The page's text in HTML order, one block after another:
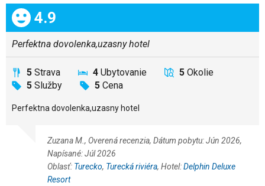
Celkom:
4.9
Perfektna dovolenka,uzasny hotel
5 Strava 4 Ubytovanie 5 Okolie
5 Služby 5 Cena
Perfektna dovolenka,uzasny hotel
Zuzana M., Overená recenzia, Dátum pobytu: Jún 2026,
Napísané: Júl 2026
Oblasť: Turecko, Turecká riviéra, Hotel:Delphin Deluxe
Resort